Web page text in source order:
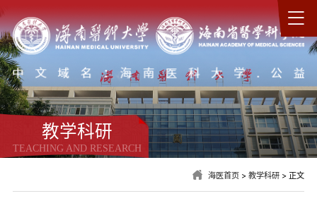
教学科研
TEACHING AND RESEARCH
海医首页 >教学科研 > 正文